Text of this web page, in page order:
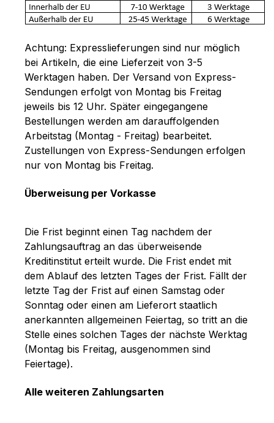
Achtung: Expresslieferungen sind nur möglich
bei Artikeln, die eine Lieferzeit von 3-5
Werktagen haben. Der Versand von Express-
Sendungen erfolgt von Montag bis Freitag
jeweils bis 12 Uhr. Später eingegangene
Bestellungen werden am darauffolgenden
Arbeitstag (Montag - Freitag) bearbeitet.
Zustellungen von Express-Sendungen erfolgen
nur von Montag bis Freitag.
Überweisung per Vorkasse
Die Frist beginnt einen Tag nachdem der
Zahlungsauftrag an das überweisende
Kreditinstitut erteilt wurde. Die Frist endet mit
dem Ablauf des letzten Tages der Frist. Fällt der
letzte Tag der Frist auf einen Samstag oder
Sonntag oder einen am Lieferort staatlich
anerkannten allgemeinen Feiertag, so tritt an die
Stelle eines solchen Tages der nächste Werktag
(Montag bis Freitag, ausgenommen sind
Feiertage).
Alle weiteren Zahlungsarten